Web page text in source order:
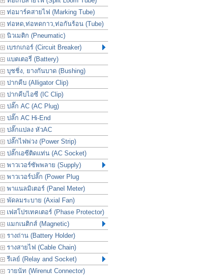
ท่อมาร์คสายไฟ (Marking Tube)
ท่อหด,ท่อหดกาว,ท่อกันร้อน (Tube)
นิวเมติก (Pneumatic)
เบรกเกอร์ (Circuit Breaker)
แบตเตอรี่ (Battery)
บุชชิ่ง, ยางกันบาด (Bushing)
ปากคีบ (Alligator Clip)
ปากคีบไอซี (IC Clip)
ปลั๊ก AC (AC Plug)
ปลั๊ก AC Hi-End
ปลั๊กแปลง หัวAC
ปลั๊กไฟพ่วง (Power Strip)
ปลั๊กเอซีติดแท่น (AC Socket)
พาวเวอร์ซัพพลาย (Supply)
พาวเวอร์ปลั๊ก (Power Plug
พาแนลมิเตอร์ (Panel Meter)
พัดลมระบาย (Axial Fan)
เฟสโปรเทคเตอร์ (Phase Protector)
แมกเนติกส์ (Magnetic)
รางถ่าน (Battery Holder)
รางสายไฟ (Cable Chain)
รีเลย์ (Relay and Socket)
วายนัท (Wirenut Connector)